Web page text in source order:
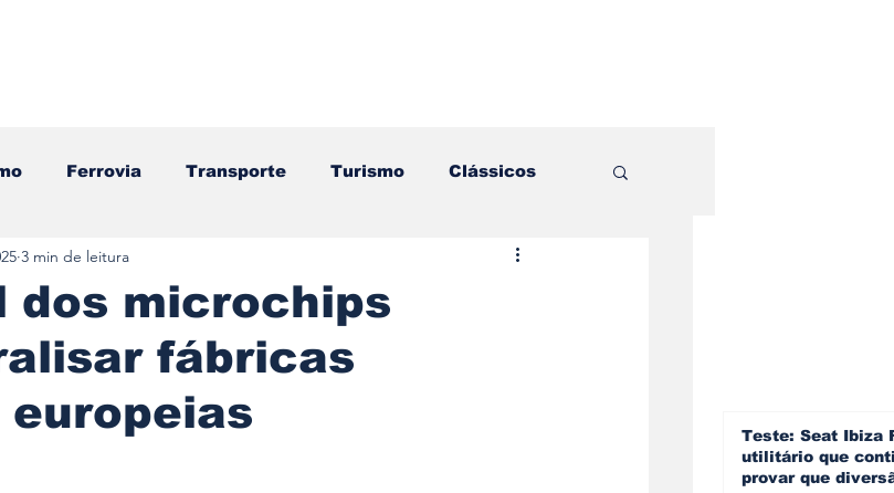
Ferrovia Transporte Turismo Clássicos
Autocarros Testes e Comparativos
Gastronomia Videojogos/Tecnologia
Mecânica
dos microchips
fábricas
3 min de leitura
Teste: Seat Ibiza
utilitário que
provar que